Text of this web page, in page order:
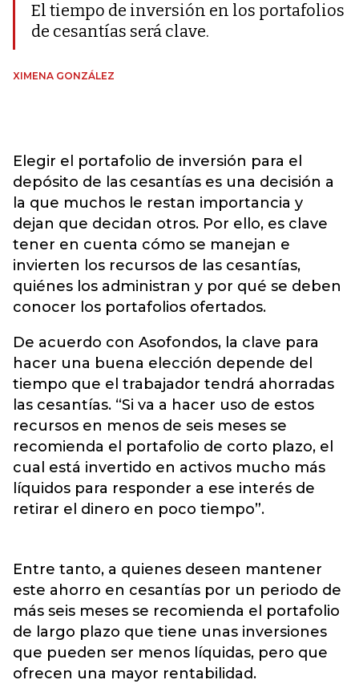
El tiempo de inversión en los portafolios
de cesantías será clave.
XIMENA GONZÁLEZ
Elegir el portafolio de inversión para el
depósito de las cesantías es una decisión a
la que muchos le restan importancia y
dejan que decidan otros. Por ello, es clave
tener en cuenta cómo se manejan e
invierten los recursos de las cesantías,
quiénes los administran y por qué se deben
conocer los portafolios ofertados.
De acuerdo con Asofondos, la clave para
hacer una buena elección depende del
tiempo que el trabajador tendrá ahorradas
las cesantías. “Si va a hacer uso de estos
recursos en menos de seis meses se
recomienda el portafolio de corto plazo, el
cual está invertido en activos mucho más
líquidos para responder a ese interés de
retirar el dinero en poco tiempo”.
Entre tanto, a quienes deseen mantener
este ahorro en cesantías por un periodo de
más seis meses se recomienda el portafolio
de largo plazo que tiene unas inversiones
que pueden ser menos líquidas, pero que
ofrecen una mayor rentabilidad.